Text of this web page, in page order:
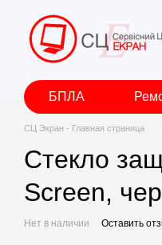
Перейти к основному
БПЛА
СЦ Экран - Главная страница
Стекло
Screen,
Нет в наличии Оставить